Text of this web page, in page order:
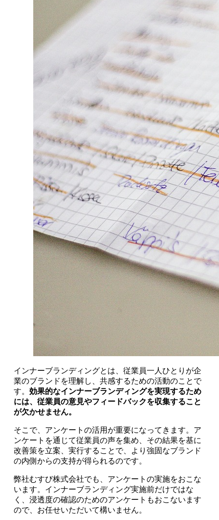
インナーブランディングとは、従業員一人ひとりが企
業のブランドを理解し、共感するための活動のことで
す。 効果的なインナーブランディングを実現するため
には、従業員の意見やフィードバックを収集すること
が欠かせません。
そこで、アンケートの活用が重要になってきます。ア
ンケートを通じて従業員の声を集め、その結果を基に
改善策を立案、実行することで、より強固なブランド
の内側からの支持が得られるのです。
弊社むすび株式会社でも、アンケートの実施をおこな
います。インナーブランディング実施前だけではな
く、浸透度の確認のためのアンケートもおこないます
ので、お任せいただいて構いません。